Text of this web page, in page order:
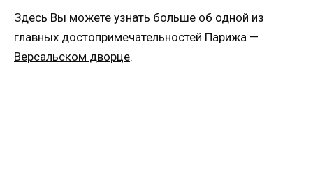
Здесь Вы можете узнать больше об одной из
главных достопримечательностей Парижа —
Версальском дворце.